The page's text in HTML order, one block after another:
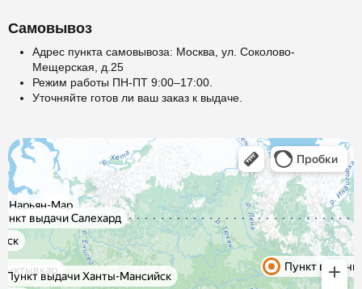
Самовывоз
Адрес пункта самовывоза: Москва, ул. Соколово-
Мещерская, д.25
Режим работы ПН-ПТ 9:00–17:00.
Уточняйте готов ли ваш заказ к выдаче.